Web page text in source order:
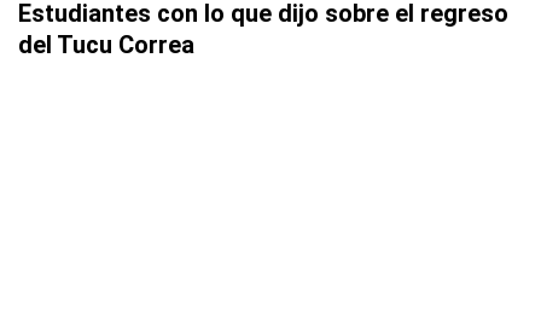
Estudiantes con lo que dijo sobre el regreso
del Tucu Correa